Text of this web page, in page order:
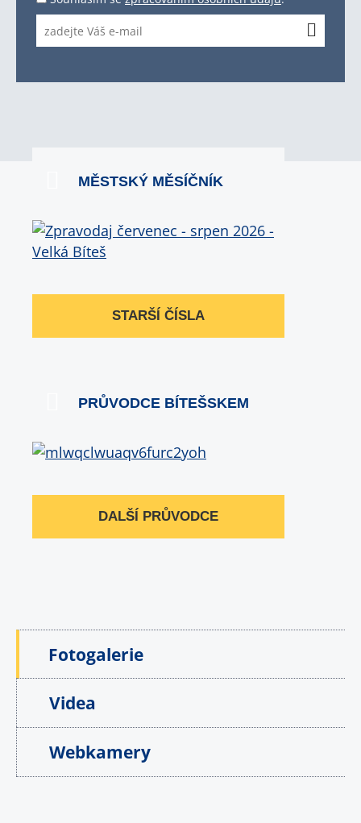
MĚSTSKÝ MĚSÍČNÍK
STARŠÍ ČÍSLA
PRŮVODCE BÍTEŠSKEM
DALŠÍ PRŮVODCE
Fotogalerie
Videa
Webkamery